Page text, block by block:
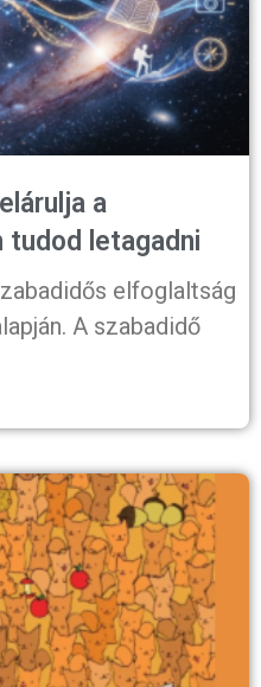
a
tudod letagadni
elfoglaltság
A szabadidő